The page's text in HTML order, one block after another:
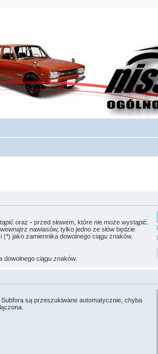
oraz - przed słowem, które nie może wystąpić.
wewnątrz nawiasów, tylko jedno ze słów będzie
jako zamiennika dowolnego ciągu znaków.
dowolnego ciągu znaków.
są przeszukiwane automatycznie, chyba